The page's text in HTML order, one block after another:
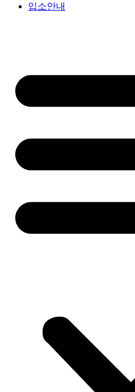
입소안내